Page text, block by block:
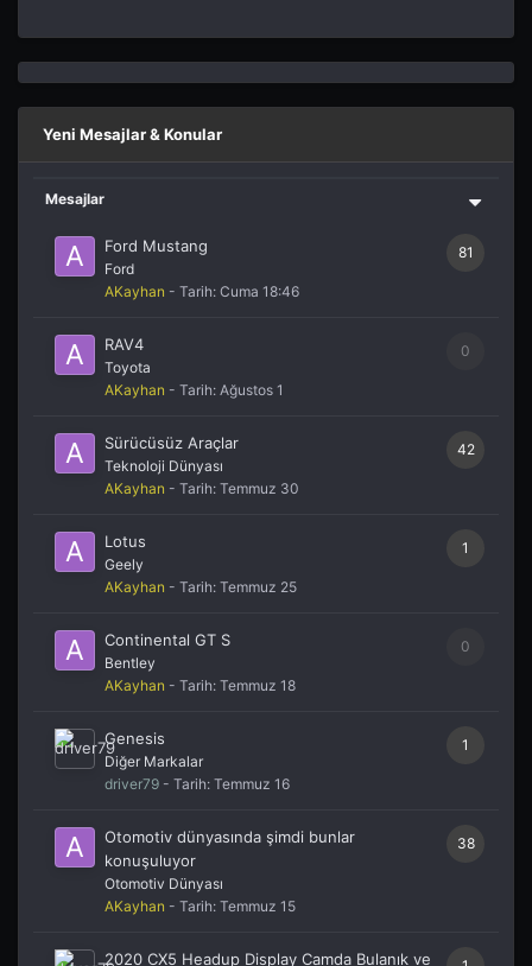
Yeni Mesajlar & Konular
Mesajlar
81
Ford Mustang
Ford
AKayhan - Tarih: Cuma 18:46
0
RAV4
Toyota
AKayhan - Tarih: Ağustos 1
42
Sürücüsüz Araçlar
Teknoloji Dünyası
AKayhan - Tarih: Temmuz 30
1
Lotus
Geely
AKayhan - Tarih: Temmuz 25
0
Continental GT S
Bentley
AKayhan - Tarih: Temmuz 18
1
Genesis
Diğer Markalar
driver79 - Tarih: Temmuz 16
38
Otomotiv dünyasında şimdi bunlar
konuşuluyor
Otomotiv Dünyası
AKayhan - Tarih: Temmuz 15
2020 CX5 Headup Display Camda Bulanık ve